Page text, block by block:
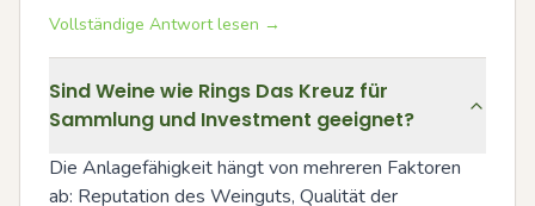
Vollständige Antwort lesen →
Sind Weine wie Rings Das Kreuz für
Sammlung und Investment geeignet?
Die Anlagefähigkeit hängt von mehreren Faktoren
ab: Reputation des Weinguts, Qualität der